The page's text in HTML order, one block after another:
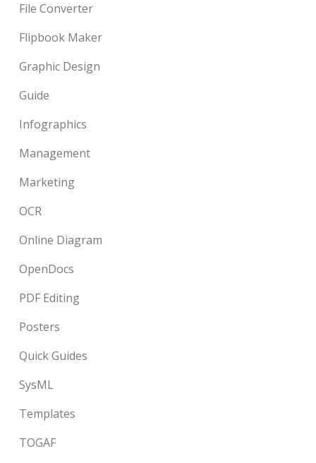
File Converter
Flipbook Maker
Graphic Design
Guide
Infographics
Management
Marketing
OCR
Online Diagram
OpenDocs
PDF Editing
Posters
Quick Guides
SysML
Templates
TOGAF